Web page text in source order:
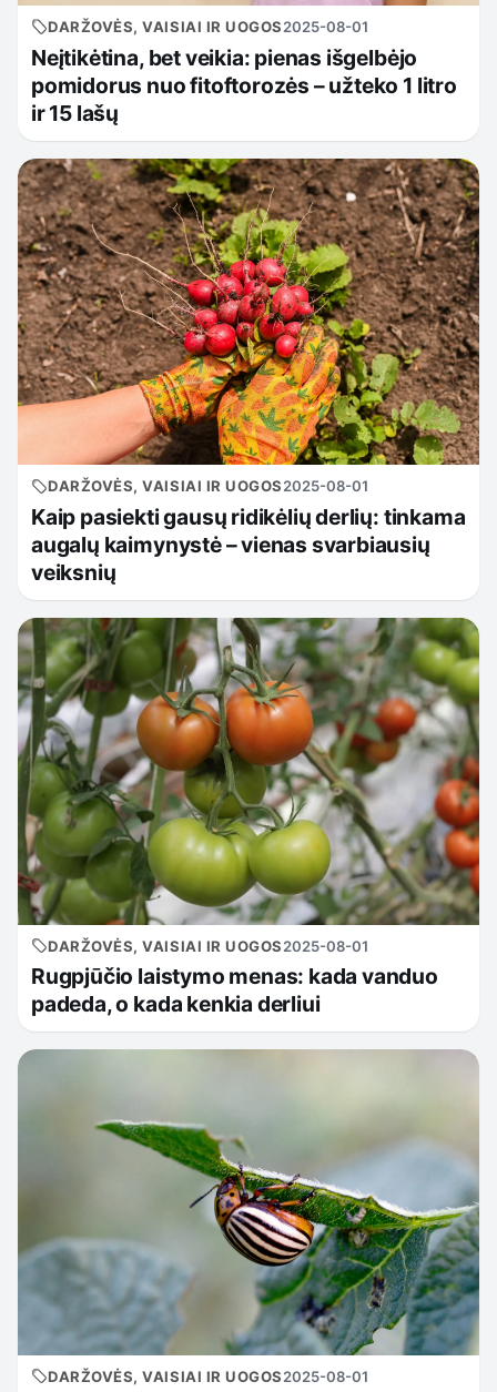
DARŽOVĖS, VAISIAI IR UOGOS2025-08-01
Neįtikėtina, bet veikia: pienas išgelbėjo
pomidorus nuo fitoftorozės – užteko 1 litro
ir 15 lašų
DARŽOVĖS, VAISIAI IR UOGOS2025-08-01
Kaip pasiekti gausų ridikėlių derlių: tinkama
augalų kaimynystė – vienas svarbiausių
veiksnių
DARŽOVĖS, VAISIAI IR UOGOS2025-08-01
Rugpjūčio laistymo menas: kada vanduo
padeda, o kada kenkia derliui
DARŽOVĖS, VAISIAI IR UOGOS2025-08-01